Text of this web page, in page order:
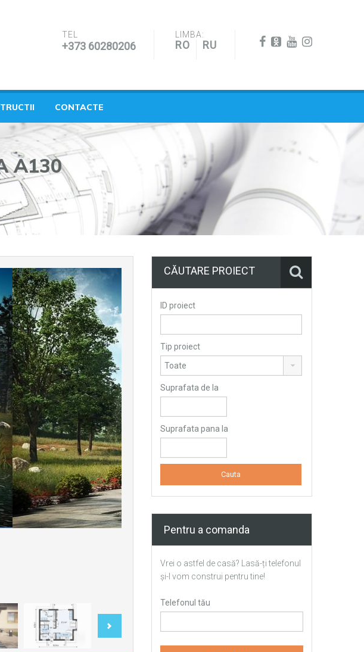
TEL
+373 60280206
LIMBA:
RO RU
CONTACTE
A130
CĂUTARE PROIECT
ID proiect
Tip proiect
Suprafata de la
Suprafata pana la
Pentru a comanda
Vrei o astfel de casă? Lasă-ți telefonul
și-l vom construi pentru tine!
Telefonul tău